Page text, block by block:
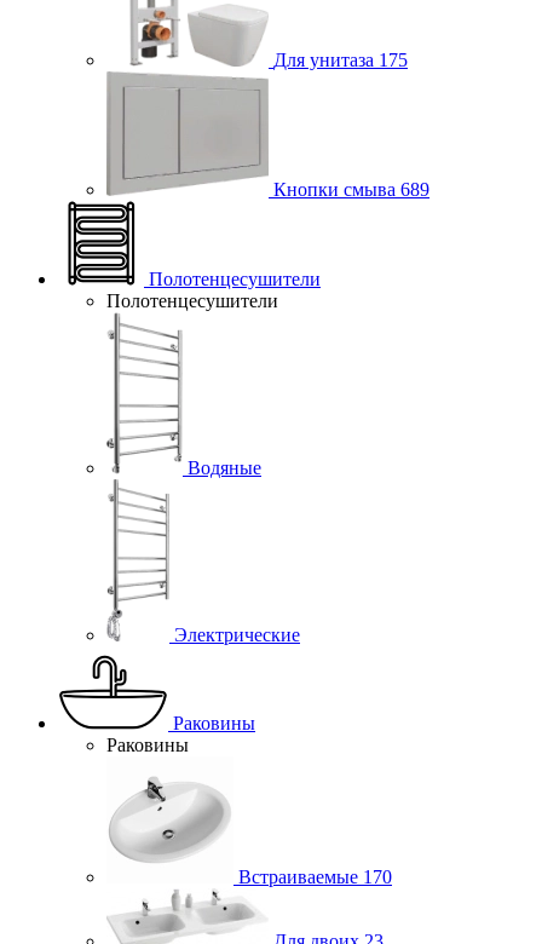
Для унитаза 175
Кнопки смыва 689
Полотенцесушители
Полотенцесушители
Водяные
Электрические
Раковины
Раковины
Встраиваемые 170